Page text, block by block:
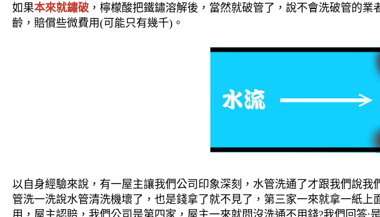
如果本來就鏽破 ，檸檬酸把鐵鏽溶解後，當然就破管了，說不會洗破管的
齡，賠償些微費用(可能只有幾千)。
以自身經驗來說，有一屋主讓我們公司印象深刻，水管洗通了才跟我們說
管洗一洗說水管清洗機壞了，也是錢拿了就不見了，第三家一來就拿一紙